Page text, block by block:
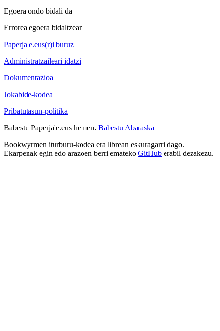
Egoera ondo bidali da
Errorea egoera bidaltzean
Paperjale.eus(r)i buruz
Administratzaileari idatzi
Dokumentazioa
Jokabide-kodea
Pribatutasun-politika
Babestu Paperjale.eus hemen: Babestu Abaraska
Bookwyrmen iturburu-kodea era librean eskuragarri dago.
Ekarpenak egin edo arazoen berri emateko GitHub erabil dezakezu.